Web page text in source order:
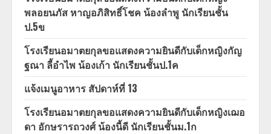
พลอยนภัส หาญอภิสิทธิ์โชค น้องลำพู นักเรียนชั้น
ป.5ข
โรงเรียนอมาตยกุลขอแสดงความยินดีกับเด็กหญิงกัญ
ฐณา ลี้อำไพ น้องเก้า นักเรียนชั้นป.1ค
แจ้งเมนูอาหาร สัปดาห์ที่ 13
โรงเรียนอมาตยกุลขอแสดงความยินดีกับเด็กหญิงเฌอ
ดา อักษรารถวงศ์ น้องนี้ดี นักเรียนชั้นม.1ก